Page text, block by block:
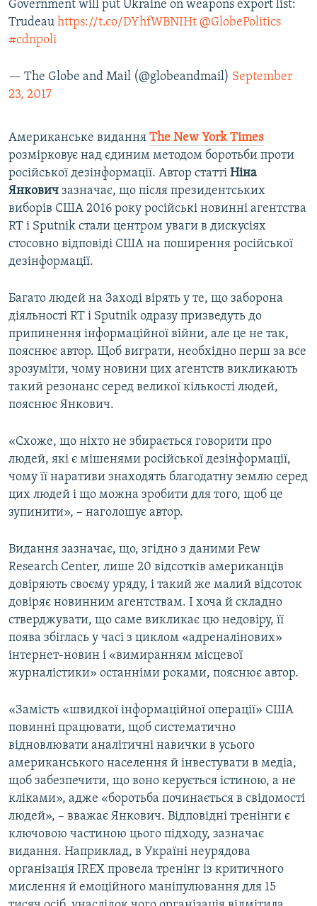
Government will put Ukraine on weapons export list:
Trudeau https://t.co/DYhfWBNIHt @GlobePolitics
#cdnpoli
— The Globe and Mail (@globeandmail) September
23, 2017
Американське видання The New York Times
розмірковує над єдиним методом боротьби проти
російської дезінформації. Автор статті Ніна
Янкович зазначає, що після президентських
виборів США 2016 року російські новинні агентства
RT і Sputnik стали центром уваги в дискусіях
стосовно відповіді США на поширення російської
дезінформації.
Багато людей на Заході вірять у те, що заборона
діяльності RT і Sputnik одразу призведуть до
припинення інформаційної війни, але це не так,
пояснює автор. Щоб виграти, необхідно перш за все
зрозуміти, чому новини цих агентств викликають
такий резонанс серед великої кількості людей,
пояснює Янкович.
«Схоже, що ніхто не збирається говорити про
людей, які є мішенями російської дезінформації,
чому її наративи знаходять благодатну землю серед
цих людей і що можна зробити для того, щоб це
зупинити», – наголошує автор.
Видання зазначає, що, згідно з даними Pew
Research Center, лише 20 відсотків американців
довіряють своєму уряду, і такий же малий відсоток
довіряє новинним агентствам. І хоча й складно
стверджувати, що саме викликає цю недовіру, її
поява збіглась у часі з циклом «адреналінових»
інтернет-новин і «вимиранням місцевої
журналістики» останніми роками, пояснює автор.
«Замість «швидкої інформаційної операції» США
повинні працювати, щоб систематично
відновлювати аналітичні навички в усього
американського населення й інвестувати в медіа,
щоб забезпечити, що воно керується істиною, а не
кліками», адже «боротьба починається в свідомості
людей», – вважає Янкович. Відповідні тренінги є
ключовою частиною цього підходу, зазначає
видання. Наприклад, в Україні неурядова
організація IREX провела тренінг із критичного
мислення й емоційного маніпулювання для 15